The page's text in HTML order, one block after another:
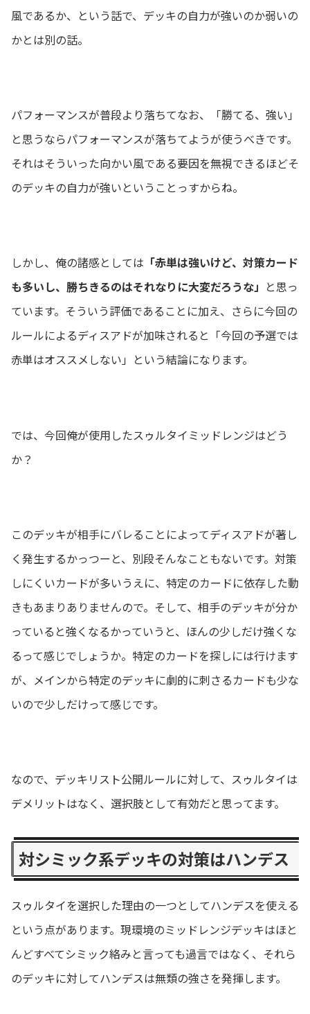
風であるか、という話で、デッキの自力が強いのか弱いの
かとは別の話。
パフォーマンスが普段より落ちてなお、「勝てる、強い」
と思うならパフォーマンスが落ちてようが使うべきです。
それはそういった向かい風である要因を無視できるほどそ
のデッキの自力が強いということっすからね。
しかし、俺の諸感としては 「赤単は強いけど、対策カード
も多いし、勝ちきるのはそれなりに大変だろうな」 と思っ
ています。そういう評価であることに加え、さらに今回の
ルールによるディスアドが加味されると「今回の予選では
赤単はオススメしない」という結論になります。
では、今回俺が使用したスゥルタイミッドレンジはどう
か？
このデッキが相手にバレることによってディスアドが著し
く発生するかっつーと、別段そんなこともないです。対策
しにくいカードが多いうえに、特定のカードに依存した動
きもあまりありませんので。そして、相手のデッキが分か
っていると強くなるかっていうと、ほんの少しだけ強くな
るって感じでしょうか。特定のカードを探しには行けます
が、メインから特定のデッキに劇的に刺さるカードも少な
いので少しだけって感じです。
なので、デッキリスト公開ルールに対して、スゥルタイは
デメリットはなく、選択肢として有効だと思ってます。
対シミック系デッキの対策はハンデス
スゥルタイを選択した理由の一つとしてハンデスを使える
という点があります。現環境のミッドレンジデッキはほと
んどすべてシミック絡みと言っても過言ではなく、それら
のデッキに対してハンデスは無類の強さを発揮します。